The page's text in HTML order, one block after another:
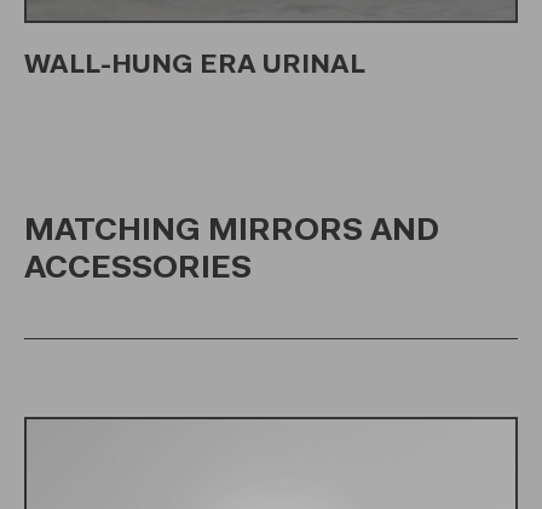
WALL-HUNG ERA URINAL
MATCHING MIRRORS AND
ACCESSORIES